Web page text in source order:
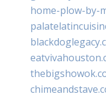
home-plow-by-